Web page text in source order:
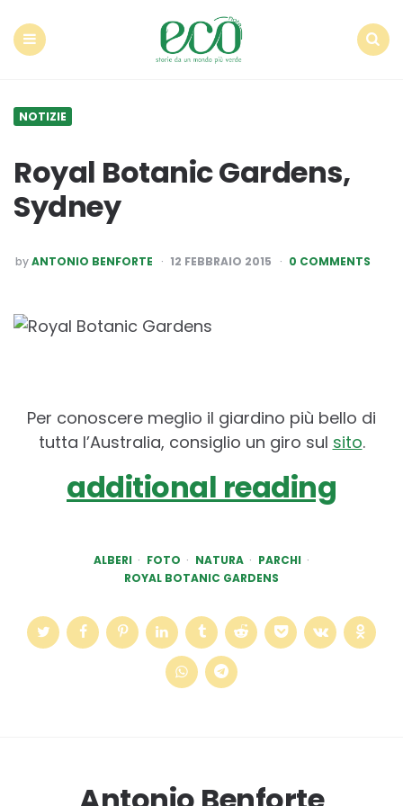
NOTIZIE
Royal Botanic Gardens,
Sydney
POSTED
BY
byANTONIO BENFORTE 12 FEBBRAIO 2015 0 COMMENTS
Per conoscere meglio il giardino più bello di
tutta l’Australia, consiglio un giro sul sito.
additional reading
ALBERI FOTO NATURA
PARCHI
ROYAL BOTANIC GARDENS